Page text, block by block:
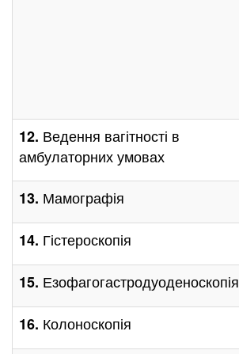
12. Ведення вагітності в
амбулаторних умовах
13. Мамографія
14. Гістероскопія
15. Езофагогастродуоденоскопія
16. Колоноскопія